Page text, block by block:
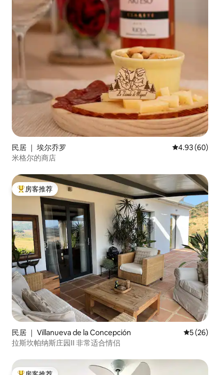
民居 ｜ 埃尔乔罗 平均评分 4.93
4.93 (60)
米格尔的商店
热门「房客推荐」
房客推荐
民居 ｜ Villanueva de la Concepción 平均评分
5 (26)
拉斯坎帕纳斯庄园II 非常适合情侣